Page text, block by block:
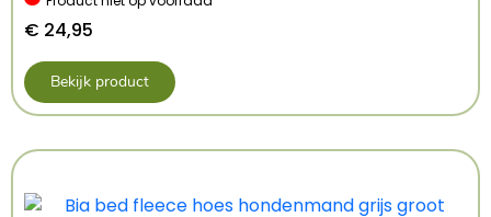
€ 24,95
Bekijk product